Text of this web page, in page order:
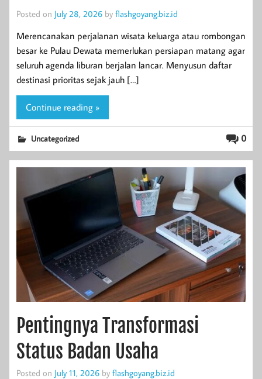
Posted on July 28, 2026 by flashgoyang.biz.id
Merencanakan perjalanan wisata keluarga atau rombongan
besar ke Pulau Dewata memerlukan persiapan matang agar
seluruh agenda liburan berjalan lancar. Menyusun daftar
destinasi prioritas sejak jauh […]
Continue reading »
0
Uncategorized
Pentingnya Transformasi
Status Badan Usaha
Posted on July 11, 2026 by flashgoyang.biz.id